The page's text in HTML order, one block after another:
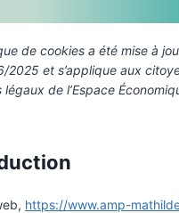
de cookies a été mise à
2025 et s’applique aux
de l’Espace
https://www.amp-